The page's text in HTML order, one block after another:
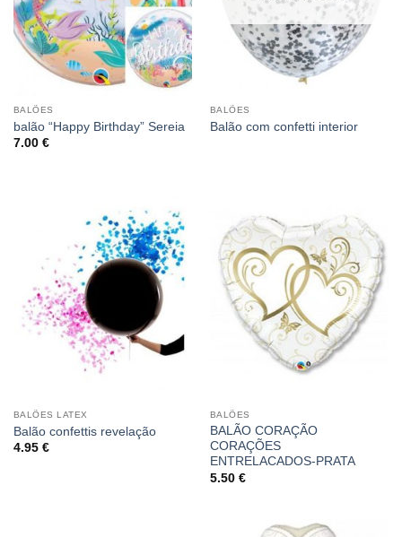
BALÕES
balão “Happy Birthday” Sereia
7.00 €
BALÕES
Balão com confetti interior
BALÕES LATEX
Balão confettis revelação
4.95 €
BALÕES
BALÃO CORAÇÃO
CORAÇÕES
ENTRELACADOS-PRATA
5.50 €